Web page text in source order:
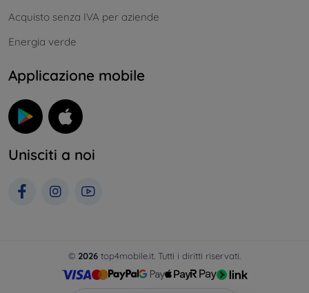
Acquisto senza IVA per aziende
Energia verde
Applicazione mobile
Unisciti a noi
© 2026 top4mobile.it. Tutti i diritti riservati.